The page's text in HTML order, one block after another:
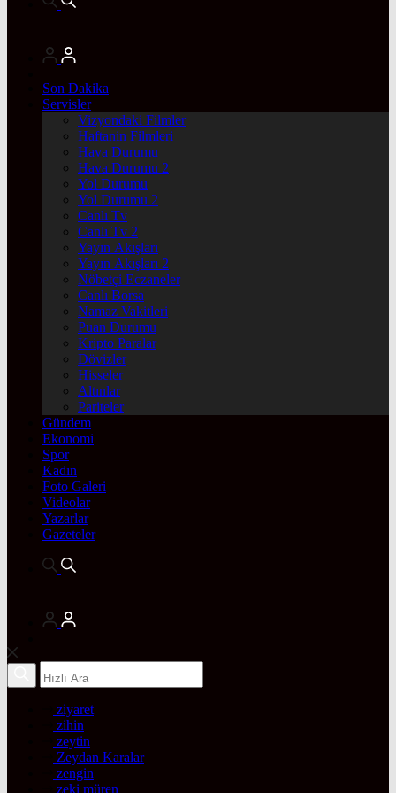
Son Dakika
Servisler
Vizyondaki Filmler
Haftanin Filmleri
Hava Durumu
Hava Durumu 2
Yol Durumu
Yol Durumu 2
Canlı Tv
Canlı Tv 2
Yayın Akışları
Yayın Akışları 2
Nöbetçi Eczaneler
Canlı Borsa
Namaz Vakitleri
Puan Durumu
Kripto Paralar
Dövizler
Hisseler
Altınlar
Pariteler
Gündem
Ekonomi
Spor
Kadın
Foto Galeri
Videolar
Yazarlar
Gazeteler
ziyaret
zihin
zeytin
Zeydan Karalar
zengin
zeki müren